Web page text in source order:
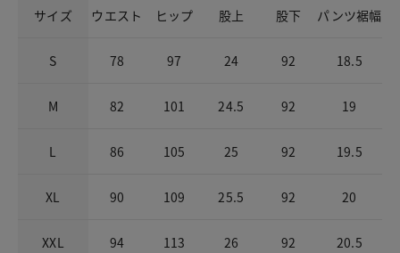
サイズ ウエスト ヒップ 股上 股下 パンツ裾幅
S 78 97 24 92 18.5
M 82 101 24.5 92 19
L 86 105 25 92 19.5
XL 90 109 25.5 92 20
XXL 94 113 26 92 20.5